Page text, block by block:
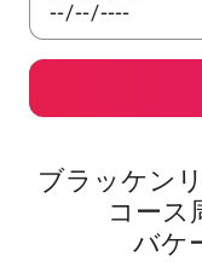
ブラッケン
コース⁠
バ⁠ケ⁠